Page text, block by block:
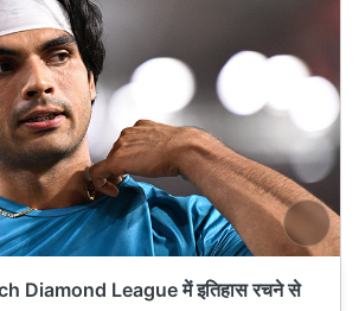
Diamond League में इतिहास रचने से